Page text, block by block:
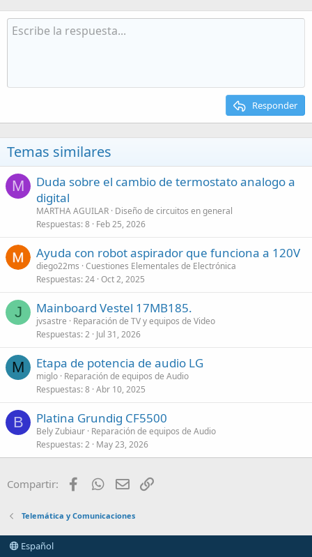
Responder
Temas similares
M
Duda sobre el cambio de termostato analogo a
digital
MARTHA AGUILAR Diseño de circuitos en general
Respuestas 8 Feb 25, 2026
Ayuda con robot aspirador que funciona a 120V
diego22ms Cuestiones Elementales de Electrónica
Respuestas 24 Oct 2, 2025
J Mainboard Vestel 17MB185.
jvsastre
Reparación de TV y equipos de Video
Respuestas 2 Jul 31, 2026
M Etapa de potencia de audio LG
miglo Reparación de equipos de Audio
Respuestas 8 Abr 10, 2025
B Platina Grundig CF5500
Bely Zubiaur Reparación de equipos de Audio
Respuestas 2 May 23, 2026
Compartir: FacebookWhatsApp
Email
Telemática y Comunicaciones
Español